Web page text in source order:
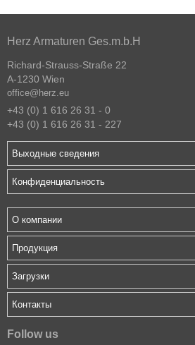
Herz Armaturen Ges.m.b.H
Richard-Strauss-Straße 22
A-1230 Wien
office@herz.eu
+43 (0) 1 616 26 31 - 0
+43 (0) 1 616 26 31 - 227
Выходные сведения
Конфиденциальность
О компании
Продукция
Загрузки
Контакты
Follow us